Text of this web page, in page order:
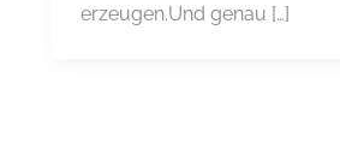
erzeugen.Und genau […]